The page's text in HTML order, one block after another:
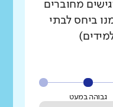
מחוברים
ביחס לבתי
גבוהה במעט